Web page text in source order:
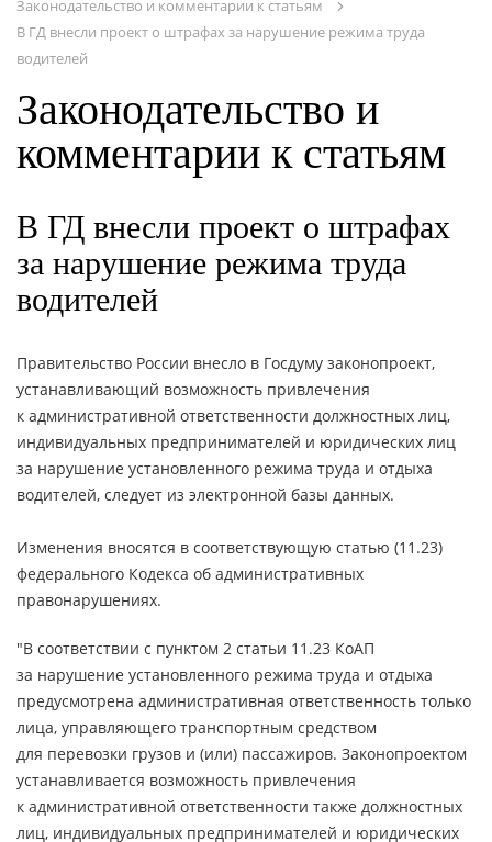
ОНЛАЙН - СЕРВИСЫ
Законодательство и комментарии к статьям
В ГД внесли проект о штрафах за нарушение режима труда
водителей
Законодательство и
комментарии к статьям
В ГД внесли проект о штрафах
за нарушение режима труда
водителей
Правительство России внесло в Госдуму законопроект,
устанавливающий возможность привлечения
к административной ответственности должностных лиц,
индивидуальных предпринимателей и юридических лиц
за нарушение установленного режима труда и отдыха
водителей, следует из электронной базы данных.
Изменения вносятся в соответствующую статью (11.23)
федерального Кодекса об административных
правонарушениях.
"В соответствии с пунктом 2 статьи 11.23 КоАП
за нарушение установленного режима труда и отдыха
предусмотрена административная ответственность только
лица, управляющего транспортным средством
для перевозки грузов и (или) пассажиров. Законопроектом
устанавливается возможность привлечения
к административной ответственности также должностных
лиц, индивидуальных предпринимателей и юридических